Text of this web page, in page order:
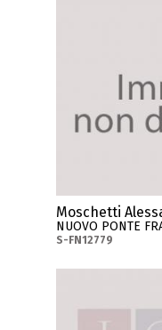
Moschetti
NUOVO PONTE
S-FN12779